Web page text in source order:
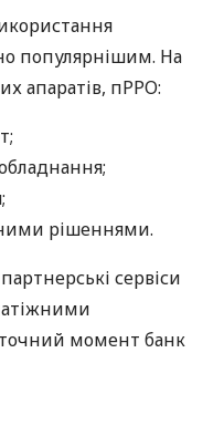
популярнішим. На
апаратів, пРРО:
рішеннями.
сервіси
момент банк